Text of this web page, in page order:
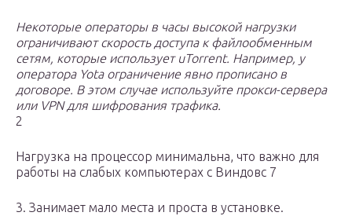
Некоторые операторы в часы высокой нагрузки
ограничивают скорость доступа к файлообменным
сетям, которые использует uTorrent. Например, у
оператора Yota ограничение явно прописано в
договоре. В этом случае используйте прокси-сервера
или VPN для шифрования трафика.
2
Нагрузка на процессор минимальна, что важно для
работы на слабых компьютерах с Виндовс 7
3. Занимает мало места и проста в установке.